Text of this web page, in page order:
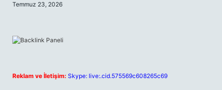
Temmuz 23, 2026
Reklam ve İletişim: Skype: live:.cid.575569c608265c69